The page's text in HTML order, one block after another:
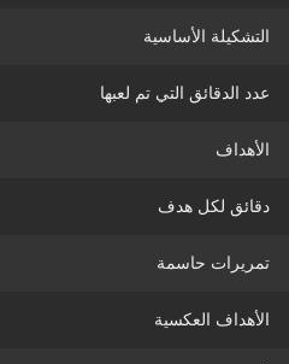
التشكيلة الأساسية
عدد الدقائق التي تم لعبها
الأهداف
دقائق لكل هدف
تمريرات حاسمة
الأهداف العكسية